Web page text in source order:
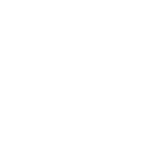
mais adequado